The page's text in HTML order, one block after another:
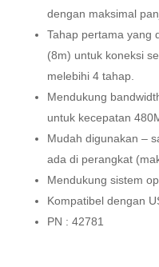
dengan maksimal
Tahap pertama yang
(8m) untuk koneksi
melebihi 4 tahap.
Mendukung
untuk kecepatan
Mudah digunakan –
ada di perangkat
Mendukung sistem
Kompatibel dengan
PN : 42781